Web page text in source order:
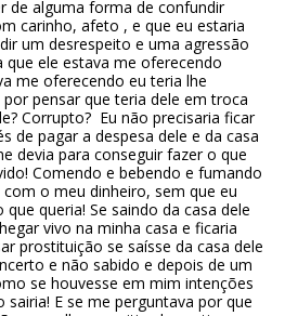
de alguma forma de confundir
carinho, afeto , e que eu estaria
um desrespeito e uma agressão
que ele estava me oferecendo
me oferecendo eu teria lhe
pensar que teria dele em troca
Corrupto? Eu não precisaria ficar
de pagar a despesa dele e da casa
devia para conseguir fazer o que
Comendo e bebendo e fumando
o meu dinheiro, sem que eu
queria! Se saindo da casa dele
vivo na minha casa e ficaria
prostituição se saísse da casa dele
e não sabido e depois de um
se houvesse em mim intenções
E se me perguntava por que